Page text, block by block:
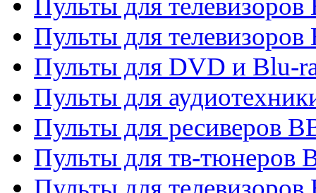
Пульты для
Пульты для
Пульты для DVD и Blu-
Пульты для
Пульты для ресиверов
Пульты для тв-тюнеров